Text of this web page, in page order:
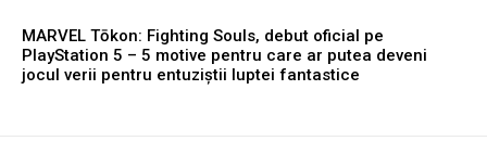
MARVEL Tōkon: Fighting Souls, debut oficial pe
PlayStation 5 – 5 motive pentru care ar putea deveni
jocul verii pentru entuziștii luptei fantastice